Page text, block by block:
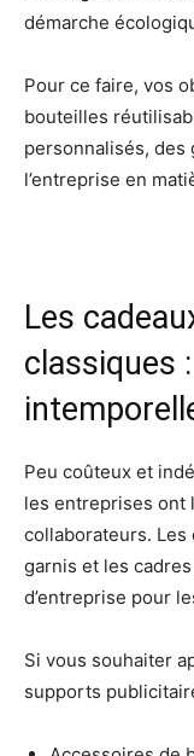
démarche
Pour ce faire, vos
bouteilles
personnalisés, des
l’entreprise en
Les
classiques
Peu coûteux et
les entreprises ont
collaborateurs. Les
garnis et les
d’entreprise pour
Si vous souhaiter
supports